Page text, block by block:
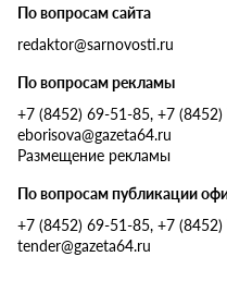
По вопросам сайта
redaktor@sarnovosti.ru
По вопросам рекламы
+7 (8452) 69-51-85, +7
eborisova@gazeta64.ru
Размещение рекламы
По вопросам публикации
+7 (8452) 69-51-85, +7
tender@gazeta64.ru